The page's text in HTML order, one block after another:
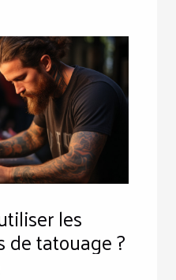
les
tatouage ?